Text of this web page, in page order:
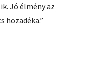
Jó élmény az
hozadéka.”